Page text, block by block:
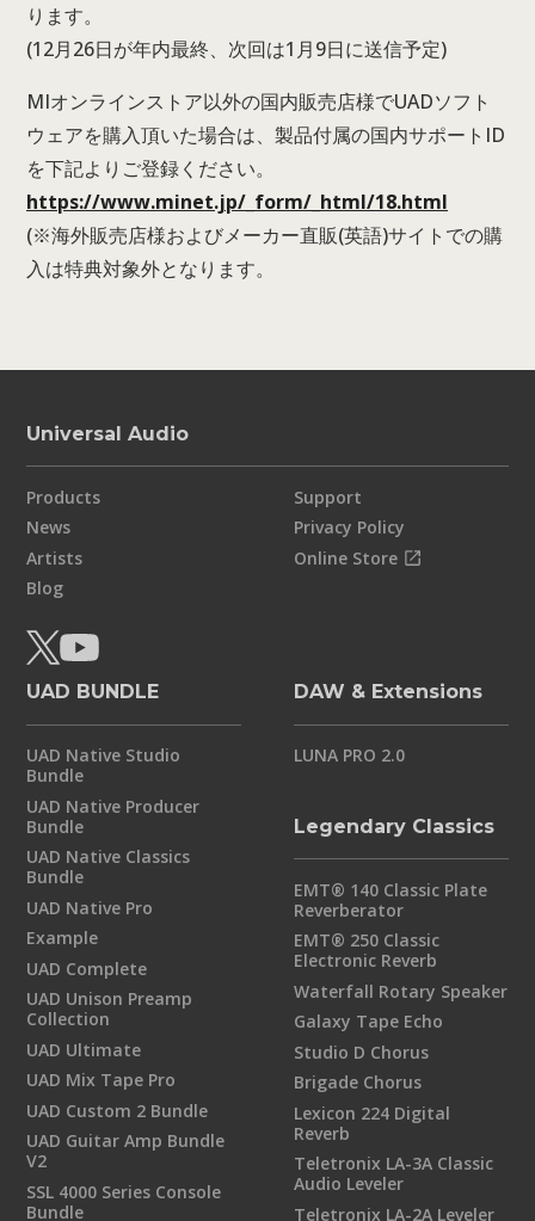
ります。
(12月26日が年内最終、次回は1月9日に送信予定)
MIオンラインストア以外の国内販売店様でUADソフト
ウェアを購入頂いた場合は、製品付属の国内サポートID
を下記よりご登録ください。
https://www.minet.jp/_form/_html/18.html
(※海外販売店様およびメーカー直販(英語)サイトでの購
入は特典対象外となります。
Universal Audio
Products
News
Artists
Blog
Support
Privacy Policy
Online Store
UAD BUNDLE
UAD Native Studio
Bundle
UAD Native Producer
Bundle
UAD Native Classics
Bundle
UAD Native Pro
Example
UAD Complete
UAD Unison Preamp
Collection
UAD Ultimate
UAD Mix Tape Pro
UAD Custom 2 Bundle
UAD Guitar Amp Bundle
V2
SSL 4000 Series Console
Bundle
DAW & Extensions
LUNA PRO 2.0
Legendary Classics
EMT® 140 Classic Plate
Reverberator
EMT® 250 Classic
Electronic Reverb
Waterfall Rotary Speaker
Galaxy Tape Echo
Studio D Chorus
Brigade Chorus
Lexicon 224 Digital
Reverb
Teletronix LA-3A Classic
Audio Leveler
Teletronix LA-2A Leveler